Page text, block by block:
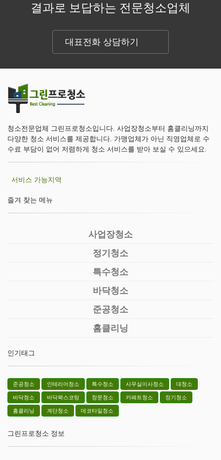
결과로 보답하는 전문청소업체
대표전화 상담하기
청소전문업체 그린프로청소입니다. 사업장청소부터 홈클리닝까지
다양한 청소 서비스를 제공합니다. 가맹업체가 아닌 직영업체로 수
수료 부담이 없어 저렴하게 청소 서비스를 받아 보실 수 있으세요.
서비스 가능지역
즐겨 찾는 메뉴
사업장청소
정기청소
특수청소
바닥청소
준공청소
홈클리닝
인기태그
준공청소 인테리어청소 특수청소 사무실이사청소
대청소
바닥청소
바닥왁스코팅 창문청소 카페트청소
정기청소
홈클리닝
계단청소 데코타일청소
그린프로청소 정보